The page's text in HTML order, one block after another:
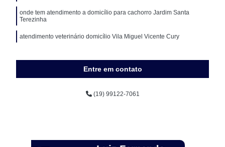
onde tem atendimento a domicílio para cachorro Jardim Santa
Terezinha
atendimento veterinário domicílio Vila Miguel Vicente Cury
Entre em contato
(19) 99122-7061